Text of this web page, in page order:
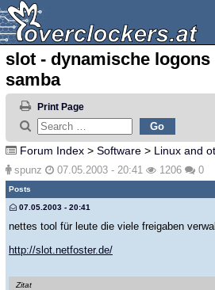
slot - dynamische
samba
Print Page
Forum Index > Software > Linux and
spunz 07.05.2003 - 20:41 1206 0
Posts
07.05.2003 - 20:41
nettes tool für leute die viele freigaben
http://slot.netfoster.de/
Zitat